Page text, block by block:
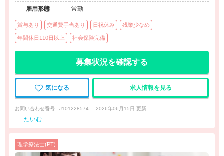
雇用形態
常勤
賞与あり 交通費手当あり 日祝休み 残業少なめ
年間休日110日以上 社会保険完備
募集状況を確認する
気になる 求人情報を見る
お問い合わせ番号 : J101228574 2026年06月15日 更新
たいむ
理学療法士(PT)